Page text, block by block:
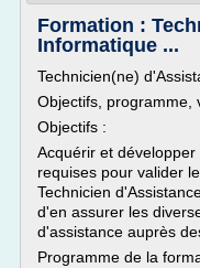
Formation :
Informatique ...
Technicien(ne)
Objectifs, programme,
Objectifs :
Acquérir et
requises pour valider
Technicien
d'en assurer les
d'assistance auprès
Programme de la